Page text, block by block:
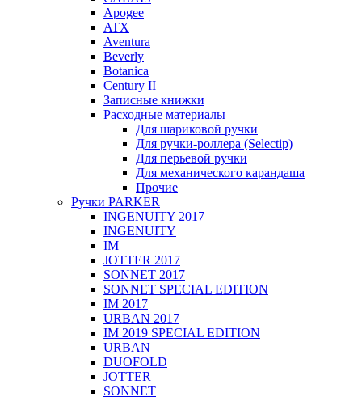
Apogee
ATX
Aventura
Beverly
Botanica
Century II
Записные книжки
Расходные материалы
Для шариковой ручки
Для ручки-роллера (Selectip)
Для перьевой ручки
Для механического карандаша
Прочие
Ручки PARKER
INGENUITY 2017
INGENUITY
IM
JOTTER 2017
SONNET 2017
SONNET SPECIAL EDITION
IM 2017
URBAN 2017
IM 2019 SPECIAL EDITION
URBAN
DUOFOLD
JOTTER
SONNET